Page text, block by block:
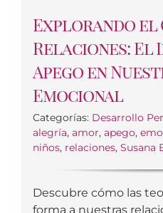
Explorando el
Relaciones: El
Apego en
Emocional
Categorías: Desarrollo
alegría, amor, apego,
niños, relaciones, Susana
Descubre cómo las
forma a nuestras